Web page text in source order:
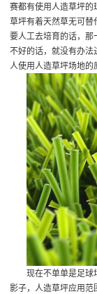
赛都有使用人造草坪的
草坪有着天然草无可替
要人工去培育的话，那
不好的话，就没有办法
人使用人造草坪场地的
现在不单单是足球
影子，人造草坪应用范